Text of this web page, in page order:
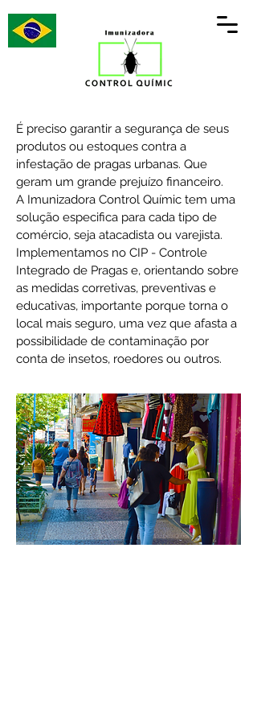
É preciso garantir a segurança de seus
produtos ou estoques contra a
infestação de pragas urbanas. Que
geram um grande prejuízo financeiro.
A Imunizadora Control Químic tem uma
solução especifica para cada tipo de
comércio, seja atacadista ou varejista.
Implementamos no CIP - Controle
Integrado de Pragas e, orientando sobre
as medidas corretivas, preventivas e
educativas, importante porque torna o
local mais seguro, uma vez que afasta a
possibilidade de contaminação por
conta de insetos, roedores ou outros.